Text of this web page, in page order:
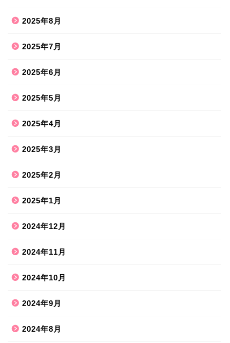
2025年8月
2025年7月
2025年6月
2025年5月
2025年4月
2025年3月
2025年2月
2025年1月
2024年12月
2024年11月
2024年10月
2024年9月
2024年8月